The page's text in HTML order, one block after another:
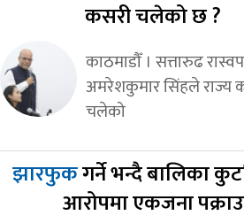
कसरी चलेको छ ?
काठमाडौँ । सत्तारुढ
अमरेशकुमार सिंहले राज्य
चलेको
झारफुकगर्ने भन्दै बालिका
आरोपमा एकजना पक्राउ